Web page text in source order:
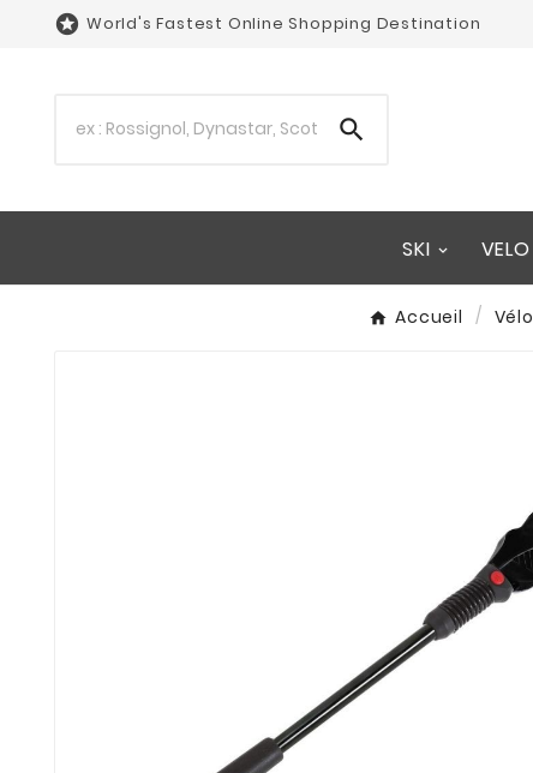
 World's Fastest Online Shopping Destination

SKI VELO
Accueil Vélo